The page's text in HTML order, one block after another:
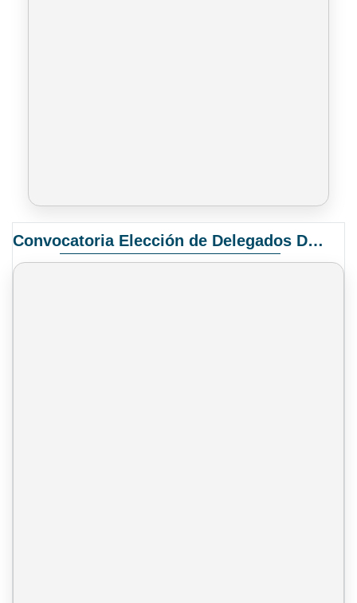
Convocatoria Elección de Delegados Docentes para el XIV Congreso Nacional de Universidades